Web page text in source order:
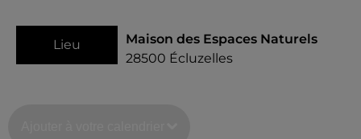
Lieu
Maison des Espaces Naturels
28500 Écluzelles